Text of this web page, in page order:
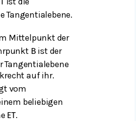
T
Tangentialebene.
Mittelpunkt der
B ist der
Tangentialebene
auf ihr.
vom
beliebigen
ET.